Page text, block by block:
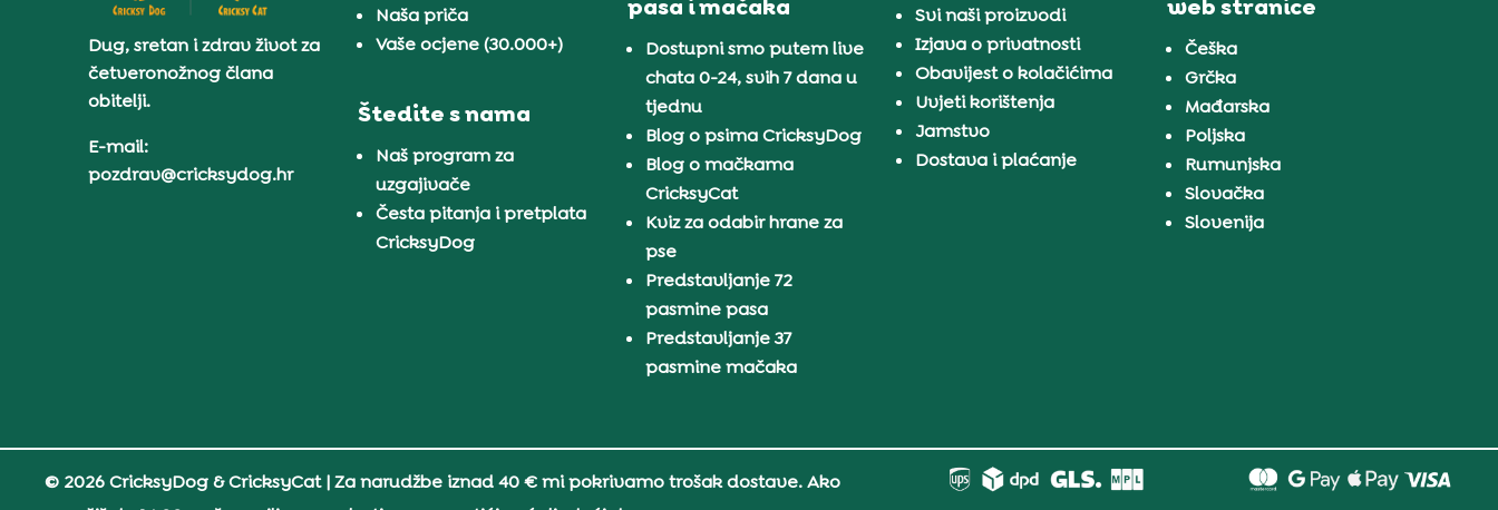
Dug, sretan i zdrav život za
četveronožnog člana
obitelji.
E-mail:
pozdrav@cricksydog.hr
Naša priča
Vaše ocjene (30.000+)
Štedite s nama
Naš program za
uzgajivače
Česta pitanja i pretplata
CricksyDog
pasa i mačaka
Dostupni smo putem live
chata 0-24, svih 7 dana u
tjednu
Blog o psima CricksyDog
Blog o mačkama
CricksyCat
Kviz za odabir hrane za
pse
Predstavljanje 72
pasmine pasa
Predstavljanje 37
pasmine mačaka
Svi naši proizvodi
Izjava o privatnosti
Obavijest o kolačićima
Uvjeti korištenja
Jamstvo
Dostava i plaćanje
web stranice
Češka
Grčka
Mađarska
Poljska
Rumunjska
Slovačka
Slovenija
© 2026 CricksyDog & CricksyCat| Za narudžbe iznad 40 € mi pokrivamo trošak dostave. Ako